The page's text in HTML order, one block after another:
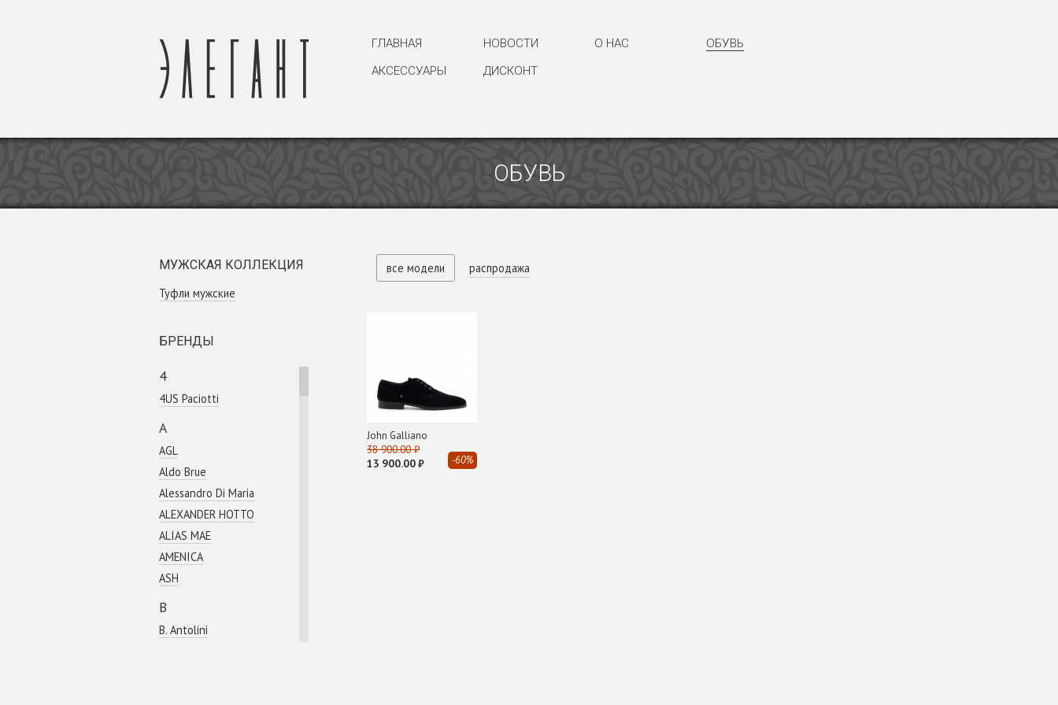
ГЛАВНАЯ НОВОСТИ О НАС
ОБУВЬ
АКСЕССУАРЫ
ДИСКОНТ
ОБУВЬ
МУЖСКАЯ КОЛЛЕКЦИЯ
Туфли мужские
БРЕНДЫ
4
4US Paciotti
A
AGL
Aldo Brue
Alessandro Di Maria
ALEXANDER HOTTO
ALIAS MAE
AMENICA
ASH
B
B. Antolini
все модели распродажа
John Galliano
38 900.00 ₽
13 900.00 ₽
-60%